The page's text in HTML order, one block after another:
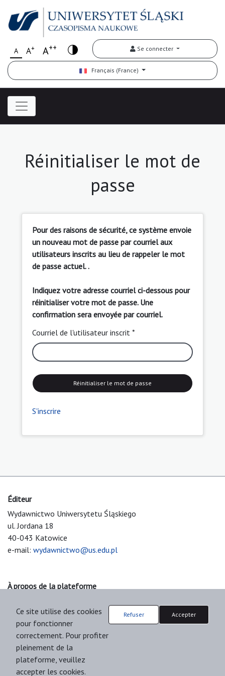
A A+ A++ Se connecter
Français (France)
Réinitialiser le mot de
passe
Pour des raisons de sécurité, ce système envoie
un nouveau mot de passe par courriel aux
utilisateurs inscrits au lieu de rappeler le mot
de passe actuel. .
Indiquez votre adresse courriel ci-dessous pour
réinitialiser votre mot de passe. Une
confirmation sera envoyée par courriel.
Courriel de l'utilisateur inscrit *
Réinitialiser le mot de passe
S'inscrire
Éditeur
Wydawnictwo Uniwersytetu Śląskiego
ul. Jordana 18
40-043 Katowice
e-mail: wydawnictwo@us.edu.pl
À propos de la plateforme
Support & Customization by LIBCOM
Platform & Workflow by OJS/PKP
Ce site utilise des cookies
pour fonctionner
correctement. Pour profiter
pleinement de la
plateforme, veuillez
accepter les cookies.
Refuser Accepter